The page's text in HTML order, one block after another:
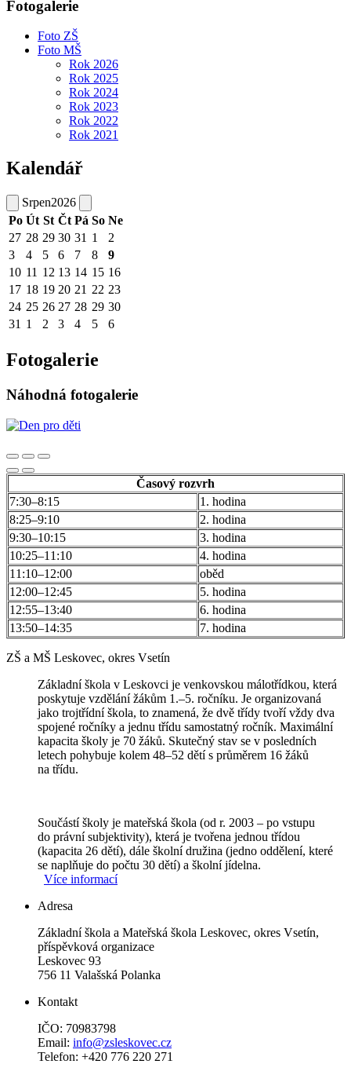
Fotogalerie
Foto ZŠ
Foto MŠ
Rok 2026
Rok 2025
Rok 2024
Rok 2023
Rok 2022
Rok 2021
Kalendář
Srpen2026
Po Út St Čt Pá So Ne
27 28 29 30 31 1
2
3
4 5 6 7 8
9
10 11 12 13 14 15 16
17 18 19 20 21 22 23
24 25 26 27 28 29 30
31 1 2 3 4 5 6
Fotogalerie
Náhodná fotogalerie
Časový rozvrh
7:30–8:15
1. hodina
8:25–9:10
2. hodina
9:30–10:15
3. hodina
10:25–11:10
4. hodina
11:10–12:00
oběd
12:00–12:45
5. hodina
12:55–13:40
6. hodina
13:50–14:35
7. hodina
ZŠ a MŠ Leskovec, okres Vsetín
Základní škola v Leskovci je venkovskou málotřídkou, která
poskytuje vzdělání žákům 1.–5. ročníku. Je organizovaná
jako trojtřídní škola, to znamená, že dvě třídy tvoří vždy dva
spojené ročníky a jednu třídu samostatný ročník. Maximální
kapacita školy je 70 žáků. Skutečný stav se v posledních
letech pohybuje kolem 48–52 dětí s průměrem 16 žáků
na třídu.
Součástí školy je mateřská škola (od r. 2003 – po vstupu
do právní subjektivity), která je tvořena jednou třídou
(kapacita 26 dětí), dále školní družina (jedno oddělení, které
se naplňuje do počtu 30 dětí) a školní jídelna.
Více informací
Adresa
Základní škola a Mateřská škola Leskovec, okres Vsetín,
příspěvková organizace
Leskovec 93
756 11 Valašská Polanka
Kontakt
IČO: 70983798
Email: info@zsleskovec.cz
Telefon: +420 776 220 271